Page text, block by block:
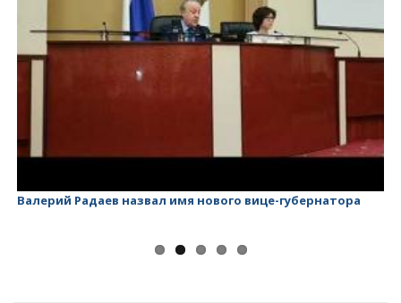
Валерий Радаев назвал имя нового вице-губернатора